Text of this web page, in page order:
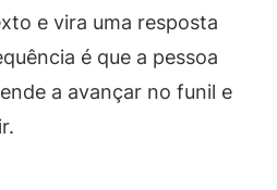
e vira uma resposta
é que a pessoa
a avançar no funil e